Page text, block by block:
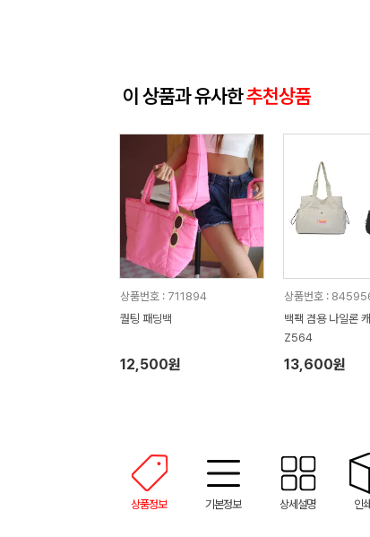
이 상품과 유사한추천상품
상품번호 : 711894
퀄팅 패딩백
12,500원
상품번호 :
백팩 겸용 나일론
Z564
13,600원
상품정보 기본정보 상세설명 인